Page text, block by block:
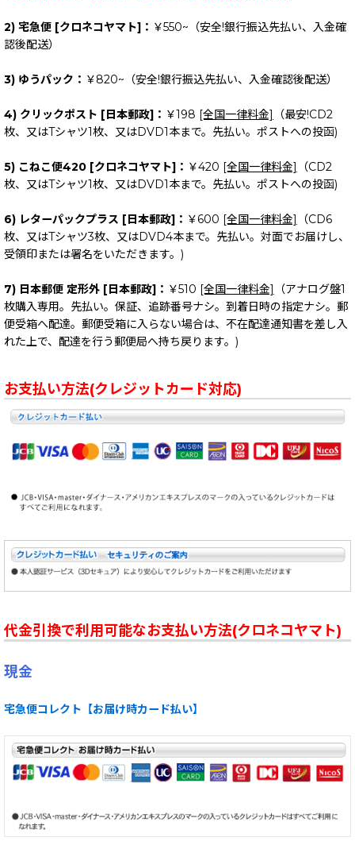
2) 宅急便 [クロネコヤマト]： ￥550~（安全!銀行振込先払い、入金確
認後配送）
3) ゆうパック： ￥820~（安全!銀行振込先払い、入金確認後配送）
4) クリックポスト [日本郵政]： ￥198 [全国一律料金]
（最安!CD2
枚、又はTシャツ1枚、又はDVD1本まで。先払い。ポストへの投函)
5) こねこ便420 [クロネコヤマト]： ￥420 [全国一律料金]
（CD2
枚、又はTシャツ1枚、又はDVD1本まで。先払い。ポストへの投函)
6) レターパックプラス [日本郵政]： ￥600 [全国一律料金]
（CD6
枚、又はTシャツ3枚、又はDVD4本まで。先払い。対面でお届けし、
受領印または署名をいただきます。)
7) 日本郵便 定形外 [日本郵政]： ￥510 [全国一律料金]
（アナログ盤1
枚購入専用。先払い。保証、追跡番号ナシ。到着日時の指定ナシ。郵
便受箱へ配達。郵便受箱に入らない場合は、不在配達通知書を差し入
れた上で、配達を行う郵便局へ持ち戻ります。)
お支払い方法(クレジットカード対応)
代金引換で利用可能なお支払い方法(クロネコヤマト)
現金
宅急便コレクト【お届け時カード払い】